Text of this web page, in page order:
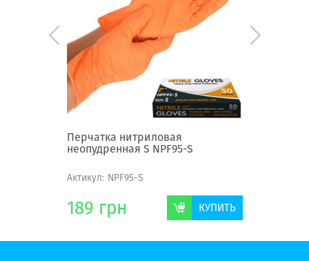
Перчатка нитриловая
неопудренная S NPF95-S
Актикул: NPF95-S
189 грн КУПИТЬ